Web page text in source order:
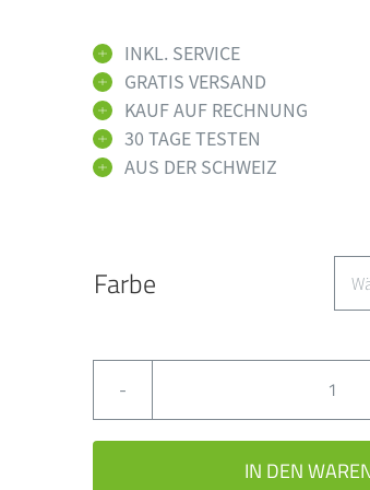
INKL. SERVICE
GRATIS VERSAND
KAUF AUF RECHNUNG
30 TAGE TESTEN
AUS DER SCHWEIZ
Farbe
Edge
AI
IN DEN